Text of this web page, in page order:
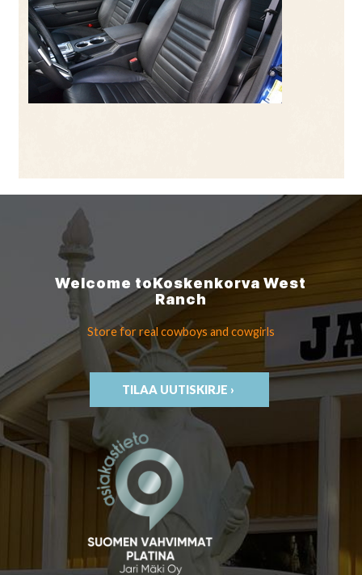
Welcome toKoskenkorvaWest
Ranch
Store for real cowboys and cowgirls
TILAA UUTISKIRJE ›